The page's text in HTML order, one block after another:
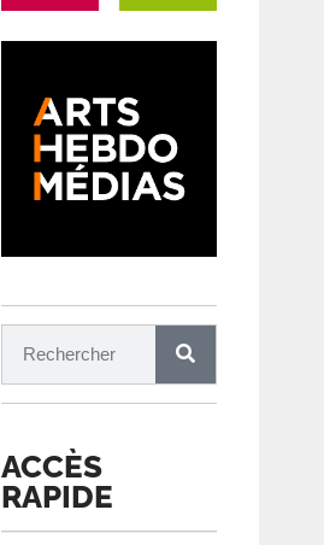
ACCÈS
RAPIDE